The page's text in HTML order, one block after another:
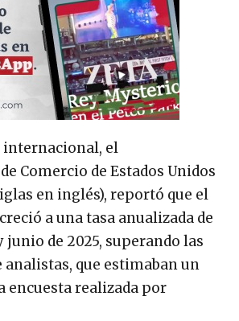
internacional, el
Comercio de Estados Unidos
en inglés), reportó que el
a una tasa anualizada de
junio de 2025, superando las
analistas, que estimaban un
encuesta realizada por